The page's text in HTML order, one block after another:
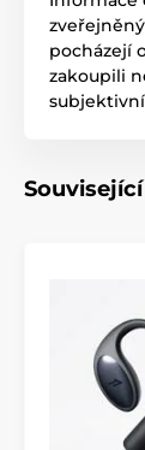
pocházejí
zakoupili